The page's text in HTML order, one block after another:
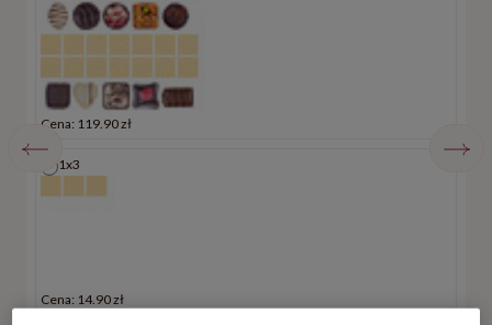
Cena: 119.90 zł
1x3
Cena: 14.90 zł